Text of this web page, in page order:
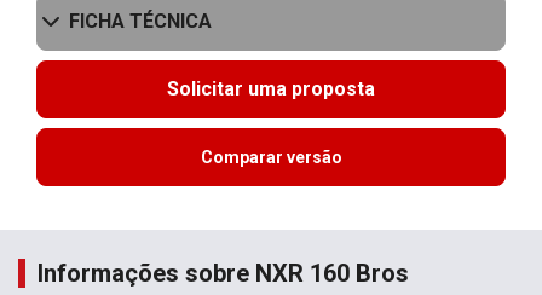
FICHA TÉCNICA
Solicitar uma proposta
Comparar versão
Informações sobre NXR 160 Bros